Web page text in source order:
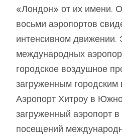
«Лондон» от их имени.
восьми аэропортов
интенсивном движении.
международных
городское воздушное
загруженным городским
Аэропорт Хитроу в
загруженный аэропорт
посещений